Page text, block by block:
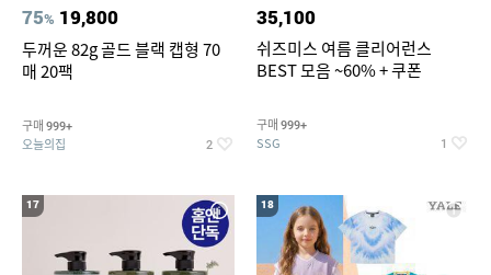
75% 19,800
두꺼운 82g 골드 블랙 캡형 70
매 20팩
구매 999+
오늘의집 2
35,100
쉬즈미스 여름 클리어런스
BEST 모음 ~60% + 쿠폰
구매 999+
SSG 1
17 18